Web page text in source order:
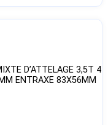
D’ATTELAGE 3,5T 4
ENTRAXE 83X56MM